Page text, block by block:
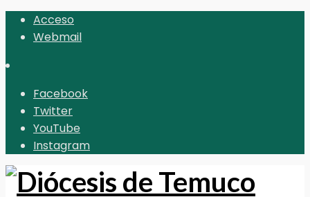
Acceso
Webmail
Facebook
Twitter
YouTube
Instagram